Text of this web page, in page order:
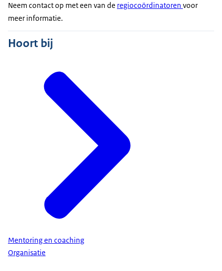
Neem contact op met een van de regiocoördinatoren voor
meer informatie.
Hoort bij
Mentoring en coaching
Organisatie